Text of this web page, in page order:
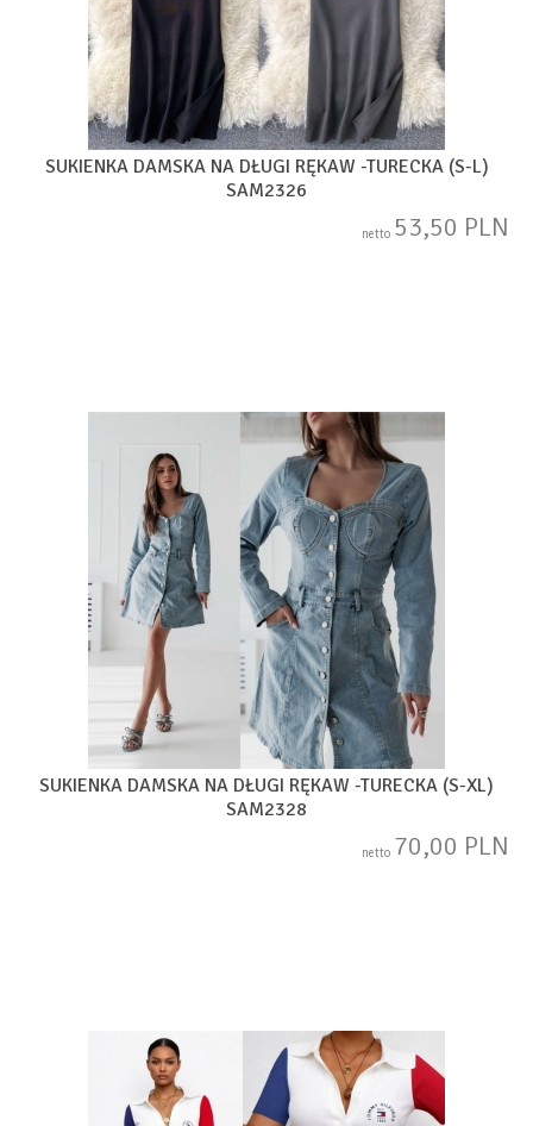
SUKIENKA DAMSKA NA DŁUGI RĘKAW -TURECKA (S-L)
SAM2326
netto 53,50 PLN
SUKIENKA DAMSKA NA DŁUGI RĘKAW -TURECKA (S-XL)
SAM2328
netto 70,00 PLN